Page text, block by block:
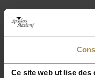
Ce site web utilise des